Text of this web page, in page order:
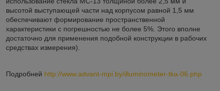
высотой выступающей части над корпусом равной 1,5 мм
обеспечивают формирование пространственной
характеристики с погрешностью не более 5%. Этого вполне
достаточно для применения подобной конструкции в рабочих
средствах измерения).
Подробней http://www.advant-mpi.by/illuminometer-tka-06.php